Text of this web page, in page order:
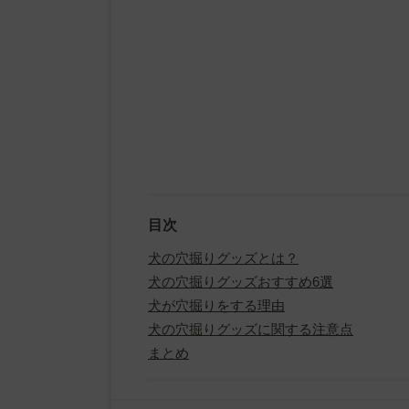
目次
犬の穴掘りグッズとは？
犬の穴掘りグッズおすすめ6選
犬が穴掘りをする理由
犬の穴掘りグッズに関する注意点
まとめ